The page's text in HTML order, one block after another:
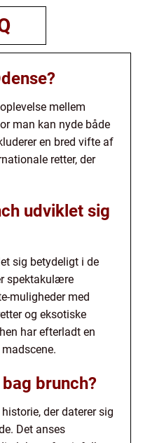
mellem
man kan nyde både
en bred vifte af
retter, der
udviklet sig
sig betydeligt i de
spektakulære
muligheder med
og eksotiske
har efterladt en
brunch?
der daterer sig
Det anses